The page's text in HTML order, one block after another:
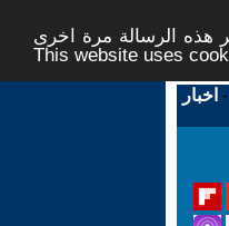
هذه الرسالة مرة اخرى -
This website uses
- اخبار